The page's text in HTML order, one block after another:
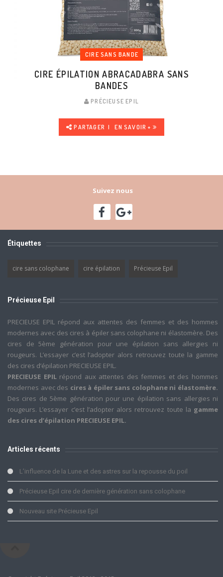
CIRE SANS BANDE
CIRE ÉPILATION ABRACADABRA SANS
BANDES
PRÉCIEUSE EPIL
PARTAGER EN SAVOIR +
Suivez nous
Étiquettes
cire sans colophane cire épilation Précieuse Epil
Précieuse Epil
PRECIEUSE EPIL répond aux attentes des femmes et des hommes
modernes avec des cires à épiler sans colophane ni élastomère. Des
cires de 5ème génération pour une épilation sans allergies ni
rougeurs. L’essayer c’est l’adopter alors retrouvez toute la gamme
des cires d’épilation PRECIEUSE EPIL.
PRECIEUSE EPIL répond aux attentes des femmes et des hommes
modernes avec des cires à épiler sans colophane ni élastomère.
Des cires de 5ème génération pour une épilation sans allergies ni
rougeurs. L’essayer c’est l’adopter alors retrouvez toute la gamme
des cires d’épilation PRECIEUSE EPIL.
Articles récents
L’influence de la Lune et des astres sur la repousse du poil
Précieuse Epil cire de dernière génération sans colophane
Nouveau site Précieuse Epil